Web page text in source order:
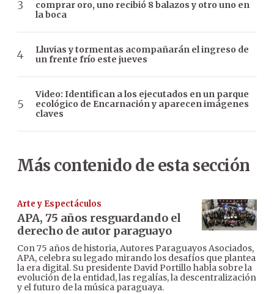
comprar oro, uno recibió 8 balazos y otro uno en
la boca
Lluvias y tormentas acompañarán el ingreso de
un frente frío este jueves
Video: Identifican a los ejecutados en un parque
ecológico de Encarnación y aparecen imágenes
claves
Más contenido de esta sección
Arte y Espectáculos
APA, 75 años resguardando el
derecho de autor paraguayo
Con 75 años de historia, Autores Paraguayos Asociados,
APA, celebra su legado mirando los desafíos que plantea
la era digital. Su presidente David Portillo habla sobre la
evolución de la entidad, las regalías, la descentralización
y el futuro de la música paraguaya.